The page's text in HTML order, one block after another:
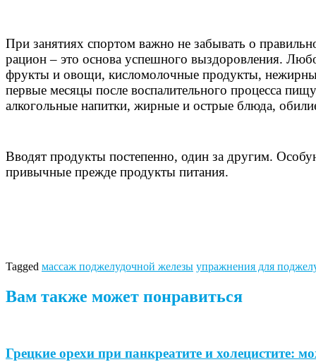
При занятиях спортом важно не забывать о
рацион – это основа успешного выздоровления.
фрукты и овощи, кисломолочные продукты,
первые месяцы после воспалительного процесса
алкогольные напитки, жирные и острые блюда,
Вводят продукты постепенно, один за другим.
привычные прежде продукты питания.
Tagged массаж поджелудочной железы упражнения для
Вам также может понравиться
Грецкие орехи при панкреатите и холецистите: